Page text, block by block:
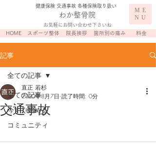
お気軽にお問い合わせ下さいね
わか整骨院
​健康保険 交通事故 各種保険取り扱い
ME
NU
スポーツ整体 院長挨拶 箇所別の痛み
HOME 料金
記事
全ての記事
今すぐ始める
コミュニティ
全ての記事
交通事故
直正 若杉
2020年8月7日 読了時間: 0分